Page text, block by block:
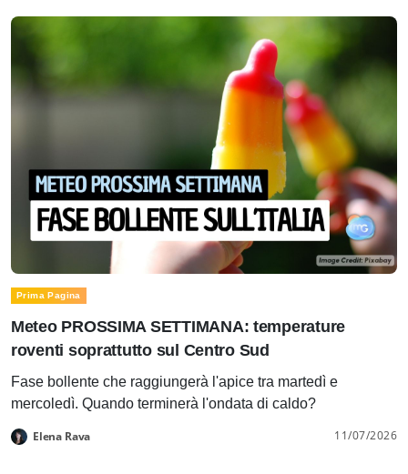
Prima Pagina
Meteo PROSSIMA SETTIMANA: temperature
roventi soprattutto sul Centro Sud
Fase bollente che raggiungerà l'apice tra martedì e
mercoledì. Quando terminerà l'ondata di caldo?
Elena Rava 11/07/2026